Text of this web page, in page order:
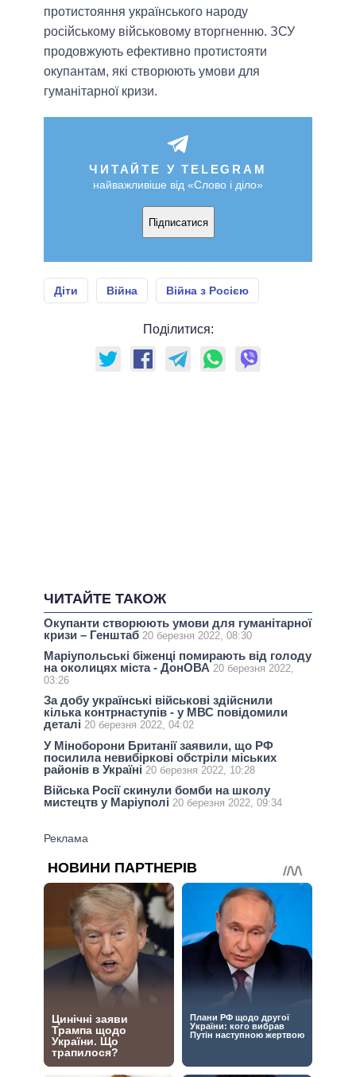
протистояння українського народу
російському військовому вторгненню. ЗСУ
продовжують ефективно протистояти
окупантам, які створюють умови для
гуманітарної кризи.
ЧИТАЙТЕ У TELEGRAM
найважливіше від «Слово і діло»
Підписатися
Діти Війна Війна з Росією
Поділитися:
ЧИТАЙТЕ ТАКОЖ
Окупанти створюють умови для гуманітарної
кризи – Генштаб 20 березня 2022, 08:30
Маріупольські біженці помирають від голоду
на околицях міста - ДонОВА 20 березня 2022,
03:26
За добу українські військові здійснили
кілька контрнаступів - у МВС повідомили
деталі 20 березня 2022, 04:02
У Міноборони Британії заявили, що РФ
посилила невибіркові обстріли міських
районів в Україні 20 березня 2022, 10:28
Війська Росії скинули бомби на школу
мистецтв у Маріуполі 20 березня 2022, 09:34